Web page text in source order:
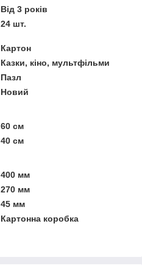
Від 3 років
24 шт.
Картон
Казки, кіно, мультфільми
Пазл
Новий
60 см
40 см
400 мм
270 мм
45 мм
Картонна коробка